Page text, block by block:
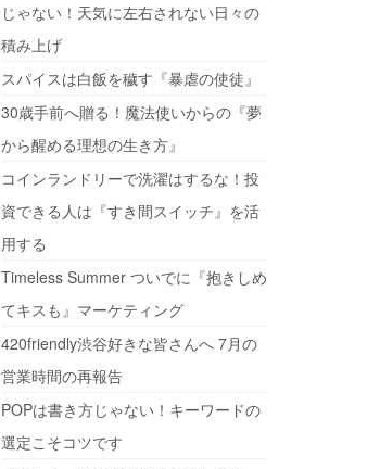
じゃない！天気に左右されない日々の
積み上げ
スパイスは白飯を穢す『暴虐の使徒』
30歳手前へ贈る！魔法使いからの『夢
から醒める理想の生き方』
コインランドリーで洗濯はするな！投
資できる人は『すき間スイッチ』を活
用する
Timeless Summer ついでに『抱きしめ
てキスも』マーケティング
420friendly渋谷好きな皆さんへ 7月の
営業時間の再報告
POPは書き方じゃない！キーワードの
選定こそコツです